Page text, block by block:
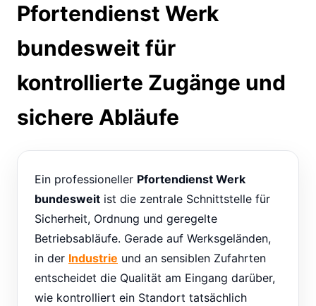
Pfortendienst Werk
bundesweit für
kontrollierte Zugänge und
sichere Abläufe
Ein professioneller Pfortendienst Werk
bundesweit ist die zentrale Schnittstelle für
Sicherheit, Ordnung und geregelte
Betriebsabläufe. Gerade auf Werksgeländen,
in der Industrie und an sensiblen Zufahrten
entscheidet die Qualität am Eingang darüber,
wie kontrolliert ein Standort tatsächlich